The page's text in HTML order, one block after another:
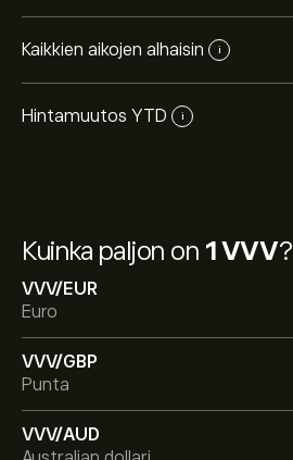
Kuinka paljon on 1 VVV?
VVV/EUR
Euro
VVV/GBP
Punta
VVV/AUD
Kaikkien aikojen alhaisin i
Hintamuutos YTD i